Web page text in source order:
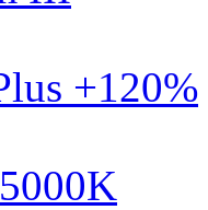
+120%